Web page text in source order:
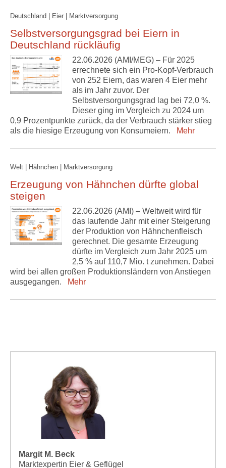
Deutschland | Eier | Marktversorgung
Selbstversorgungsgrad bei Eiern in
Deutschland rückläufig
22.06.2026 (AMI/MEG) – Für 2025
errechnete sich ein Pro-Kopf-Verbrauch
von 252 Eiern, das waren 4 Eier mehr
als im Jahr zuvor. Der
Selbstversorgungsgrad lag bei 72,0 %.
Dieser ging im Vergleich zu 2024 um
0,9 Prozentpunkte zurück, da der Verbrauch stärker stieg
als die hiesige Erzeugung von Konsumeiern.
Mehr
Welt | Hähnchen | Marktversorgung
Erzeugung von Hähnchen dürfte global
steigen
22.06.2026 (AMI) – Weltweit wird für
das laufende Jahr mit einer Steigerung
der Produktion von Hähnchenfleisch
gerechnet. Die gesamte Erzeugung
dürfte im Vergleich zum Jahr 2025 um
2,5 % auf 110,7 Mio. t zunehmen. Dabei
wird bei allen großen Produktionsländern von Anstiegen
ausgegangen.
Mehr
Margit M. Beck
Marktexpertin Eier & Geflügel